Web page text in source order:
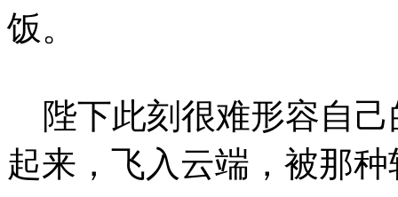
饭。
陛下此刻很难形容自己
起来，飞入云端，被那